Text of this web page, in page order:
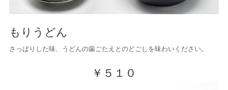
もりうどん
さっぱりした味、うどんの歯ごたえとのどごしを味わいください。
￥５１０